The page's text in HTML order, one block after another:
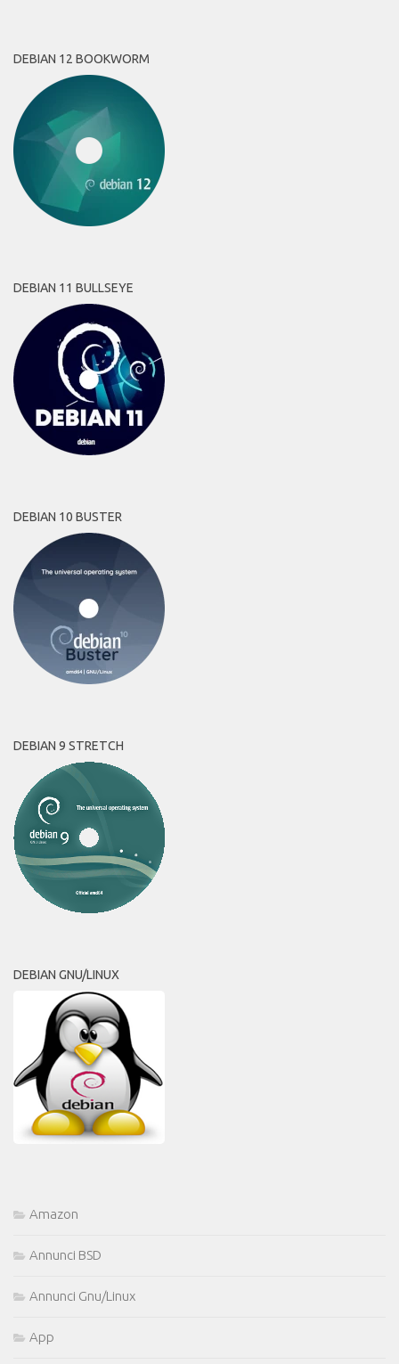
DEBIAN 12 BOOKWORM
DEBIAN 11 BULLSEYE
DEBIAN 10 BUSTER
DEBIAN 9 STRETCH
DEBIAN GNU/LINUX
Amazon
Annunci BSD
Annunci Gnu/Linux
App